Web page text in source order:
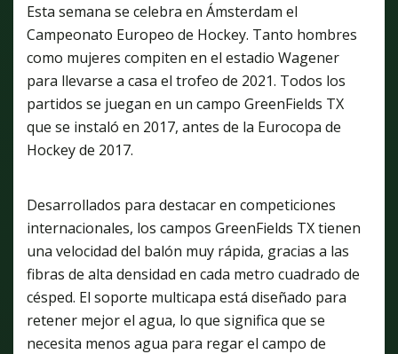
Esta semana se celebra en Ámsterdam el
Campeonato Europeo de Hockey. Tanto hombres
como mujeres compiten en el estadio Wagener
para llevarse a casa el trofeo de 2021. Todos los
partidos se juegan en un campo GreenFields TX
que se instaló en 2017, antes de la Eurocopa de
Hockey de 2017.
Desarrollados para destacar en competiciones
internacionales, los campos GreenFields TX tienen
una velocidad del balón muy rápida, gracias a las
fibras de alta densidad en cada metro cuadrado de
césped. El soporte multicapa está diseñado para
retener mejor el agua, lo que significa que se
necesita menos agua para regar el campo de